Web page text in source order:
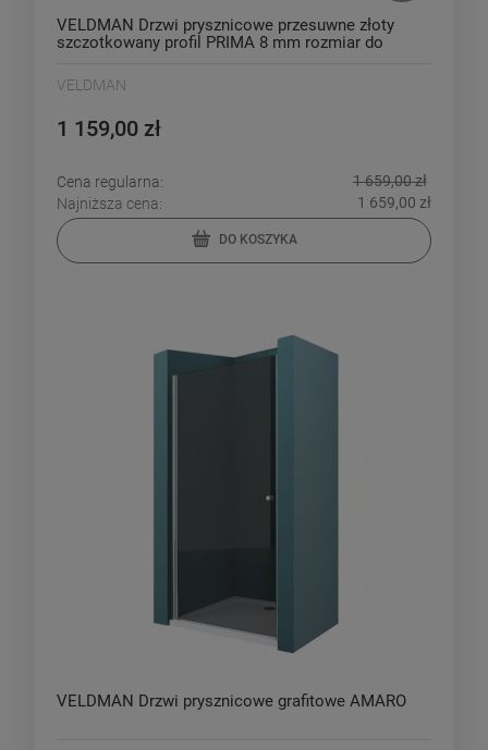
VELDMAN Drzwi prysznicowe przesuwne złoty
szczotkowany profil PRIMA 8 mm rozmiar do
VELDMAN
1 159,00 zł
Cena regularna:
1 659,00 zł
Najniższa cena:
1 659,00 zł
DO KOSZYKA
VELDMAN Drzwi prysznicowe grafitowe AMARO